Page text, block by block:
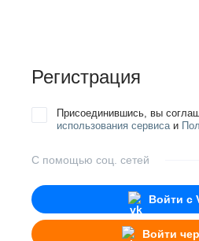
Регистрация
Присоединившись, вы
использования сервисаи
С помощью соц. сетей
Войти с
Войти